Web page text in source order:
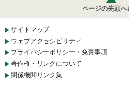
ページの先頭へ
サイトマップ
ウェブアクセシビリティ
プライバシーポリシー・免責事項
著作権・リンクについて
関係機関リンク集